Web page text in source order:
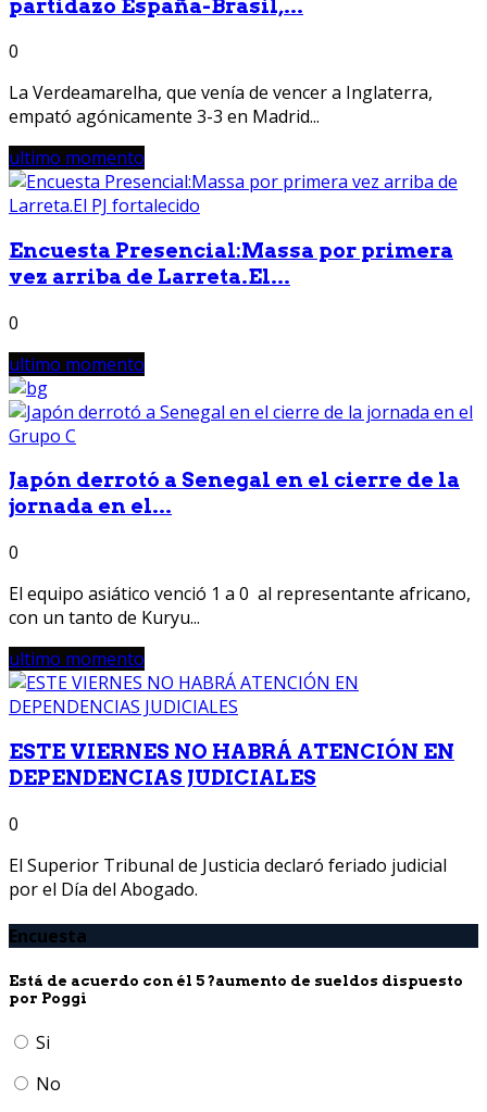
partidazo España-Brasil,...
0
La Verdeamarelha, que venía de vencer a Inglaterra,
empató agónicamente 3-3 en Madrid...
ultimo momento
Encuesta Presencial:Massa por primera
vez arriba de Larreta.El...
0
ultimo momento
Japón derrotó a Senegal en el cierre de la
jornada en el...
0
El equipo asiático venció 1 a 0 al representante africano,
con un tanto de Kuryu...
ultimo momento
ESTE VIERNES NO HABRÁ ATENCIÓN EN
DEPENDENCIAS JUDICIALES
0
El Superior Tribunal de Justicia declaró feriado judicial
por el Día del Abogado.
Encuesta
Está de acuerdo con él 5 ?aumento de sueldos dispuesto
por Poggi
Si
No